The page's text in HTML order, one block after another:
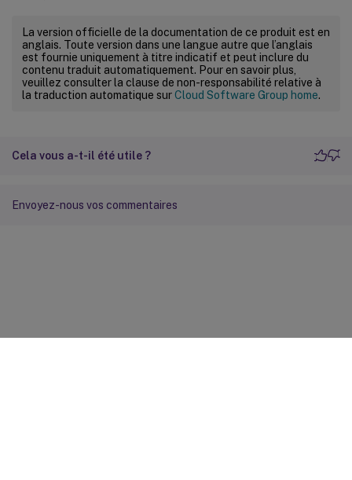
La version officielle de la documentation de ce produit est en
anglais. Toute version dans une langue autre que l’anglais
est fournie uniquement à titre indicatif et peut inclure du
contenu traduit automatiquement. Pour en savoir plus,
veuillez consulter la clause de non-responsabilité relative à
la traduction automatique surCloud Software Group home.
Cela vous a-t-il été utile ?
Envoyez-nous vos commentaires